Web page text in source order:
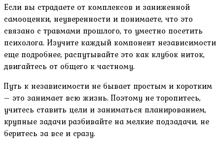
Если вы страдаете от комплексов и заниженной
самооценки, неуверенности и понимаете, что это
связано с травмами прошлого, то уместно посетить
психолога. Изучите каждый компонент независимости
еще подробнее, распутывайте это как клубок ниток,
двигайтесь от общего к частному.
Путь к независимости не бывает простым и коротким
– это занимает всю жизнь. Поэтому не торопитесь,
учитесь ставить цели и заниматься планированием,
крупные задачи разбивайте на мелкие подзадачи, не
беритесь за все и сразу.